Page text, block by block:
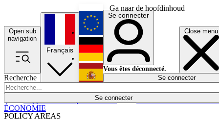
Ga naar de hoofdinhoud
Open sub
navigation
Close menu
Recherche
Se connecter
POLICY AREAS
Économie
Français
English
Deutsch
Español
Se connecter
Vous êtes déconnecté.
Se connecter
ÉCONOMIE